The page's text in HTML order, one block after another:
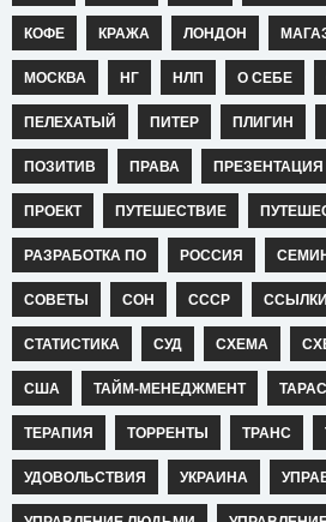
КОФЕ КРАЖА ЛОНДОН
МОСКВА НГ НЛП О СЕБЕ
ПЕЛЕХАТЫЙ ПИТЕР ПЛИГИН
ПОЗИТИВ ПРАВА ПРЕЗЕНТАЦИЯ
ПРОЕКТ ПУТЕШЕСТВИЕ
РАЗРАБОТКА ПО РОССИЯ
СОВЕТЫ СОН СССР ССЫЛКИ
СТАТИСТИКА СУД СХЕМА
США ТАЙМ-МЕНЕДЖМЕНТ
ТЕРАПИЯ ТОРРЕНТЫ ТРАНС
УДОВОЛЬСТВИЯ УКРАИНА